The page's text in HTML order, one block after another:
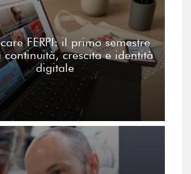
FERPI: il primo semestre
crescita e identità
digitale